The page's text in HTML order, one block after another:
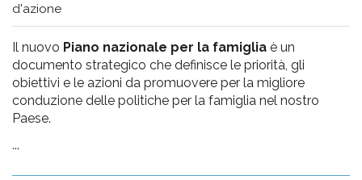
d'azione
Il nuovo Piano nazionale per la famiglia è un
documento strategico che definisce le priorità, gli
obiettivi e le azioni da promuovere per la migliore
conduzione delle politiche per la famiglia nel nostro
Paese.
...